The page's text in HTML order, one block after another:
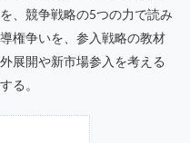
、競争戦略の5つの力で読み
権争いを、参入戦略の教材
展開や新市場参入を考える
る。